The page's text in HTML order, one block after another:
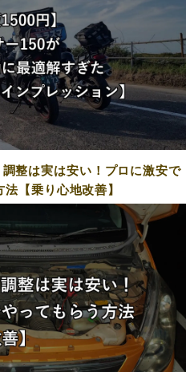
調整は実は安い！プロに激安で
【乗り心地改善】